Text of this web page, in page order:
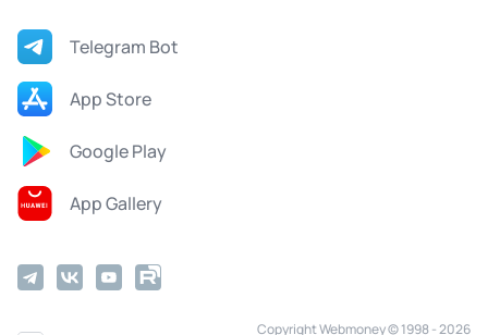
Telegram Bot
App Store
Google Play
App Gallery
Copyright Webmoney © 1998 - 2026